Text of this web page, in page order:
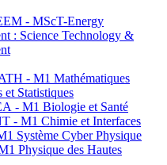
- MScT-Energy
: Science Technology &
- M1 Mathématiques
et Statistiques
- M1 Biologie et Santé
- M1 Chimie et Interfaces
Système Cyber Physique
Physique des Hautes